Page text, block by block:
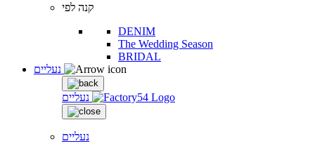
קנה לפי
DENIM
The Wedding Season
BRIDAL
נעליים
נעליים